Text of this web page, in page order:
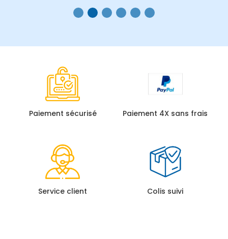
Paiement sécurisé Paiement 4X sans frais
Service client Colis suivi